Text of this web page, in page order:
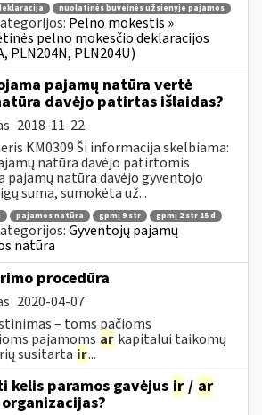
nuolatinės buveinės užsienyje pajamos
Pelno mokestis »
pelno mokesčio deklaracijos
PLN204N, PLN204U)
pajamų natūra vertė
davėjo patirtas išlaidas?
2018-11-22
KM0309 Ši informacija skelbiama:
natūra davėjo patirtomis
pajamų natūra davėjo gyventojo
suma, sumokėta už...
pajamos natūra gpmį 9 str gpmį 2 str 15 d
Gyventojų pajamų
natūra
procedūra
2020-04-07
– toms pačioms
pajamoms ar kapitalui taikomų
susitarta ir...
kelis paramos gavėjus ir / ar